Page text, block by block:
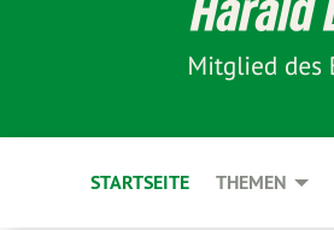
STARTSEITE THEMEN